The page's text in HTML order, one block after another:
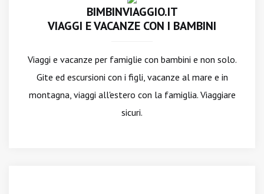
BIMBINVIAGGIO.IT
VIAGGI E VACANZE CON I BAMBINI
Viaggi e vacanze per famiglie con bambini e non solo.
Gite ed escursioni con i figli, vacanze al mare e in
montagna, viaggi all'estero con la famiglia. Viaggiare
sicuri.